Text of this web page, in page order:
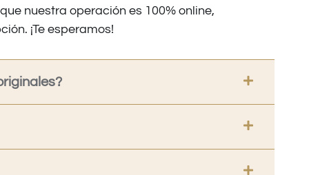
nuestra operación es 100% online,
¡Te esperamos!